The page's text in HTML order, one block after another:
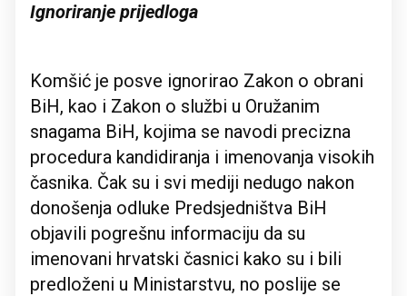
Ignoriranje prijedloga
Komšić je posve ignorirao Zakon o obrani
BiH, kao i Zakon o službi u Oružanim
snagama BiH, kojima se navodi precizna
procedura kandidiranja i imenovanja visokih
časnika. Čak su i svi mediji nedugo nakon
donošenja odluke Predsjedništva BiH
objavili pogrešnu informaciju da su
imenovani hrvatski časnici kako su i bili
predloženi u Ministarstvu, no poslije se